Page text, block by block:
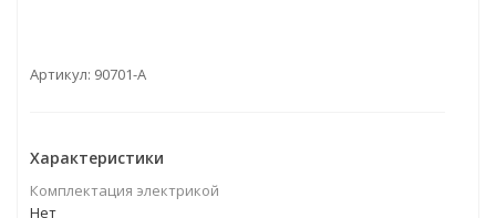
Артикул: 90701-A
Характеристики
Комплектация электрикой
Нет